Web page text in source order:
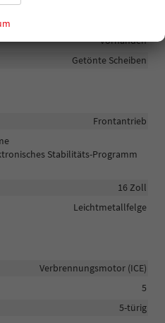
elektrisch verstellbar
vorhanden
Getönte Scheiben
Frontantrieb
Stabilitäts-Programm
16 Zoll
Leichtmetallfelge
Verbrennungsmotor (ICE)
5
5-türig